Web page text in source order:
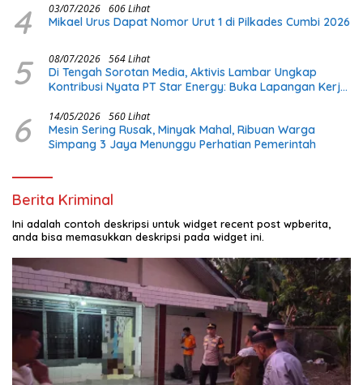
4 03/07/2026 606 Lihat
Mikael Urus Dapat Nomor Urut 1 di Pilkades Cumbi 2026
5 08/07/2026 564 Lihat
Di Tengah Sorotan Media, Aktivis Lambar Ungkap
Kontribusi Nyata PT Star Energy: Buka Lapangan Kerja
6 14/05/2026 560 Lihat
Mesin Sering Rusak, Minyak Mahal, Ribuan Warga
Simpang 3 Jaya Menunggu Perhatian Pemerintah
Berita Kriminal
Ini adalah contoh deskripsi untuk widget recent post wpberita,
anda bisa memasukkan deskripsi pada widget ini.